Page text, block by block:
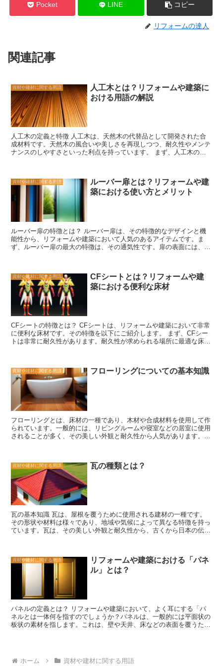
Pocket LINE コピー
リフォームの達人
関連記事
資材や建材に関する用語
人工木とは？リフォームや建築に
おける用語の解説
人工木の定義と特徴 人工木は、天然木の代替品として開発された合
成材料です。天然木の風合いや美しさを再現しつつ、耐久性やメンテ
ナンスのしやすさといった利点を持っています。 まず、人工木の最
ません。そのため、屋外のデッキや庭の家具などに最適です。 ま
た、人工木はメンテナンスが簡単です。天然木は定期的な塗装や防腐
処理が必要ですが、人工木はその必要がありません。ただし、定期的
な掃除や汚れの除去は必要ですが、水洗いやブラシで簡単に行うこと
ができます。 さらに、人工木は環境に優しい素材です。天然木の伐
採による森林破壊を防ぐことができ、また、人工木はリサイクルが可
能です。そのため、環境への負荷を軽減することができます。 人工
木は多様な用途に利用されています。屋外のデッキや庭の家具だけで
なく、内装材や建築材としても使用されています。そのため、デザイ
ンの自由度が高く、様々なスタイルに合わせることができます。 人
と、その価値は十分にあると言えます。 人工木は、リフォームや建
築において、天然木の代替品として注目されています。その特徴を理
解し、適切な用途に活用することで、より快適で持続可能な空間を作
り出すことができます。
資材や建材に関する用語
ルーバー扉とは？リフォームや建
築における使い方とメリット
ルーバー扉の特徴とは？ ルーバー扉は、その特徴的なデザインと機
能性から、リフォームや建築において人気のあるアイテムです。ま
ず、ルーバー扉の最大の特徴は、その通気性です。扉の表面には、複
います。 また、ルーバー扉はプライバシーを確保しながらも、光を
取り入れることができるという利点もあります。スリットの間から光
が差し込むため、室内は明るく開放的な雰囲気を保つことができま
す。さらに、ルーバー扉は風通しも良く、室内の換気を促進します。
特に、夏場の暑い日には、室内の空気を循環させることで快適な環境
を作り出すことができます。 さらに、ルーバー扉はデザイン性にも
優れています。木製やアルミニウム製など、さまざまな素材やカラー
があり、インテリアに合わせて選ぶことができます。また、スリット
の形状や配置も自由に選ぶことができ、個性的なデザインを実現する
徴を活かして、快適な室内環境を作り出すことができるので、リフォ
ームや建築の際にはぜひ検討してみてください。
資材や建材に関する用語
CFシートとは？リフォームや建
築における便利な床材
CFシートの特徴とは？ CFシートは、リフォームや建築において非常
に便利な床材です。その特徴を以下にご紹介します。 まず、CFシー
トは非常に耐久性があります。耐久性が求められる場所に最適な床材
CFシートは施工が簡単であることも特徴の一つです。専門的な知識
や技術を必要とせず、比較的簡単に施工することができます。そのた
め、DIYリフォームにも最適です。 また、CFシートはメンテナンス
が容易です。汚れや傷がついた場合でも、簡単に掃除や修復ができま
す。そのため、清潔な状態を保ちながら美しい床を維持することがで
きます。 さらに、CFシートはデザインの自由度が高いことも特徴の
一つです。様々な色や柄があり、お好みやインテリアに合わせて選ぶ
ことができます。また、木目調や石目調など、自然素材の風合いを再
現したデザインもあります。 最後に、CFシートは比較的低価格で入
手することができます。他の床材に比べてコストパフォーマンスが高
容易さ、デザインの自由度、そして低価格という点からも、CFシー
トはリフォームや建築において非常に便利な床材と言えるでしょう。
資材や建材に関する用語 フローリングについての基本知識
フローリングとは、床材の一種であり、木材や合成材料を使用して作
られています。一般的には、リビングルームや寝室などの居室に使用
されることが多く、その美しい外観と耐久性から人気があります。
さらに、フローリングは清潔さを保つのが比較的簡単であり、定期的
な掃除やメンテナンスで綺麗な状態を維持することができます。 フ
ローリングは、さまざまな種類の木材や合成材料で作られています。
一般的な木材の種類には、オーク、メープル、チェリーなどがありま
す。これらの木材は、それぞれ独特の色合いや木目を持っており、部
屋に温かみと豪華さを与えることができます。また、合成材料のフロ
ーリングは、木材に似た外観を持ちながらも、より耐久性が高く、水
に強いという利点があります。 フローリングの選び方には、いくつ
かの要素があります。まず、部屋のスタイルやインテリアと調和する
の好みも考慮に入れることが重要です。 フローリングは、快適で美
しい居住空間を作るための重要な要素です。その耐久性と美しさか
ら、多くの人々がフローリングを選ぶ傾向にあります。適切なフロー
リングを選ぶことで、部屋の雰囲気を一層引き立てることができま
す。是非、自分の好みやニーズに合ったフローリングを選んで、理想
の居住空間を作り上げてください。
資材や建材に関する用語 瓦の種類とは？
瓦の基本知識 瓦は、屋根を覆うために使用される建材の一種です。
その形状や材料は様々であり、地域や気候によって異なる特徴を持っ
ています。瓦は、その美しい外観と耐久性から、古くから日本の伝統
屋根を覆うために使用されます。丸瓦は、円形の形状をしており、屋
根の丸い部分に使用されます。角瓦は、四角い形状をしており、屋根
の角の部分に使用されます。これらの形状は、屋根のデザインや機能
に合わせて選ばれます。 瓦の材料には、陶器瓦、セメント瓦、金属
瓦などがあります。陶器瓦は、粘土を焼いて作られたもので、耐久性
と美しさが特徴です。セメント瓦は、セメントと砂を混ぜて作られた
もので、耐久性とコストパフォーマンスが高いです。金属瓦は、鋼板
やアルミニウムなどの金属を使用して作られ、軽量で耐久性がありま
す。 瓦は、屋根を覆うだけでなく、建物の外観や雰囲気を演出する
役割も果たしています。そのため、瓦の色や模様も重要な要素となり
の取り扱いには注意が必要です。風や地震などの自然災害に強い瓦で
資材や建材に関する用語
リフォームや建築における「パネ
ル」とは？
パネルの定義とは？ リフォームや建築において、よく耳にする「パ
ネルとは一体何を指すのでしょうか？パネルは、一般的には平面状の
板状の素材を指します。これは、壁や天井、床などの表面を覆うため
て、再生木材やバンブーなども使用されることが増えてきました。
パネルは、その素材やデザインによって様々な用途に使用されます。
ホーム 資材や建材に関する用語